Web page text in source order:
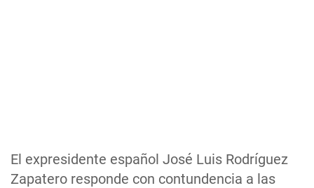
El expresidente español José Luis Rodríguez
Zapatero responde con contundencia a las